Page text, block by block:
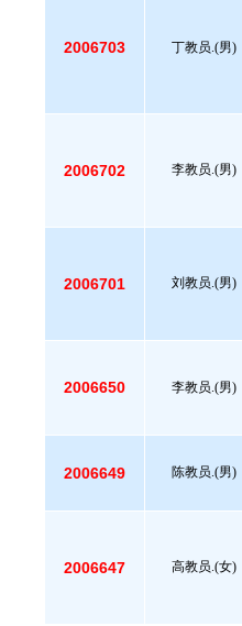
2006703 丁教员.(男)
2006702 李教员.(男)
2006701 刘教员.(男)
2006650 李教员.(男)
2006649 陈教员.(男)
2006647 高教员.(女)